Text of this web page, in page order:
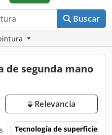
Buscar
de segunda mano
Relevancia
Tecnología de superficies